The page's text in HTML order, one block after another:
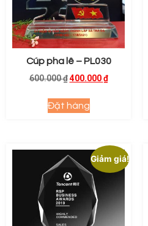
Cúp pha lê – PL030
600.000₫ 400.000₫
Đặt hàng
Giảm giá!